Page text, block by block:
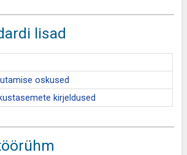
lisad
oskused
kirjeldused